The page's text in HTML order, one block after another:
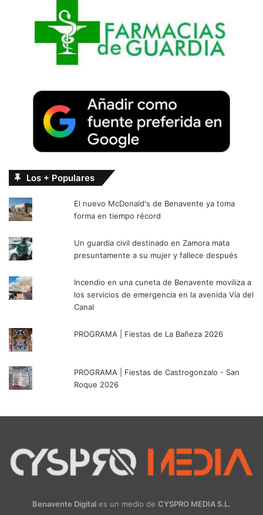
Los + Populares
El nuevo McDonald's de Benavente ya toma
forma en tiempo récord
Un guardia civil destinado en Zamora mata
presuntamente a su mujer y fallece después
Incendio en una cuneta de Benavente moviliza a
los servicios de emergencia en la avenida Vía del
Canal
PROGRAMA | Fiestas de La Bañeza 2026
PROGRAMA | Fiestas de Castrogonzalo - San
Roque 2026
Benavente Digital es un medio de CYSPRO MEDIA S.L.